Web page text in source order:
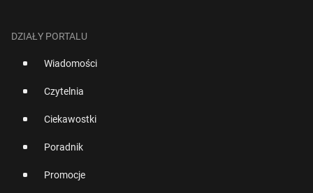
DZIAŁY PORTALU
Wiadomości
Czytelnia
Ciekawostki
Poradnik
Promocje